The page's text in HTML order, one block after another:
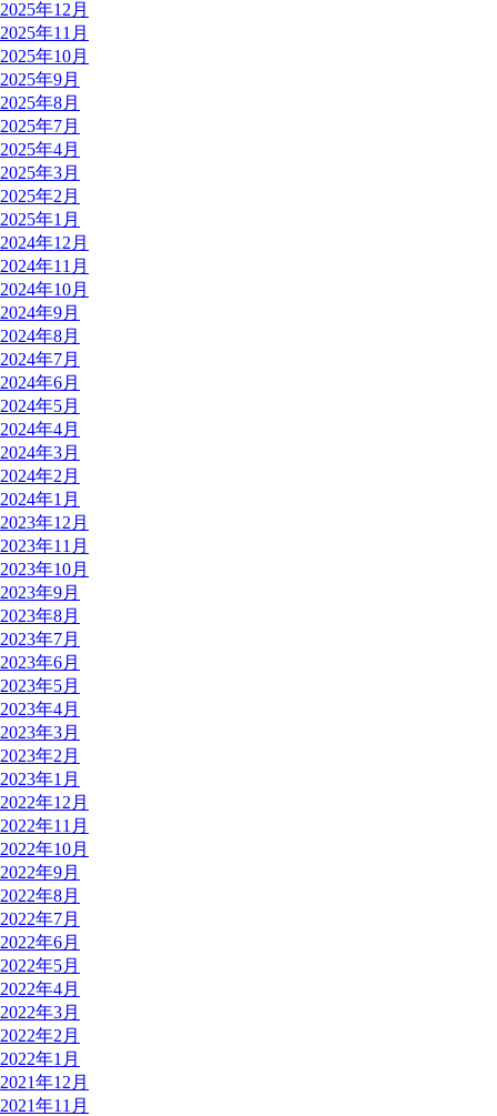
2025年12月
2025年11月
2025年10月
2025年9月
2025年8月
2025年7月
2025年4月
2025年3月
2025年2月
2025年1月
2024年12月
2024年11月
2024年10月
2024年9月
2024年8月
2024年7月
2024年6月
2024年5月
2024年4月
2024年3月
2024年2月
2024年1月
2023年12月
2023年11月
2023年10月
2023年9月
2023年8月
2023年7月
2023年6月
2023年5月
2023年4月
2023年3月
2023年2月
2023年1月
2022年12月
2022年11月
2022年10月
2022年9月
2022年8月
2022年7月
2022年6月
2022年5月
2022年4月
2022年3月
2022年2月
2022年1月
2021年12月
2021年11月